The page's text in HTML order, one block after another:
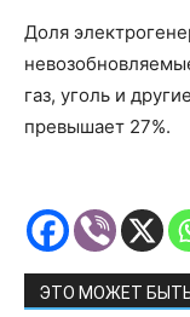
Доля
газ, уголь и
превышает 27%.
ЭТО МОЖЕТ